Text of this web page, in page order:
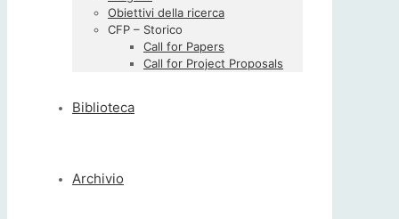
Obiettivi della ricerca
CFP – Storico
Call for Papers
Call for Project Proposals
Biblioteca
Archivio